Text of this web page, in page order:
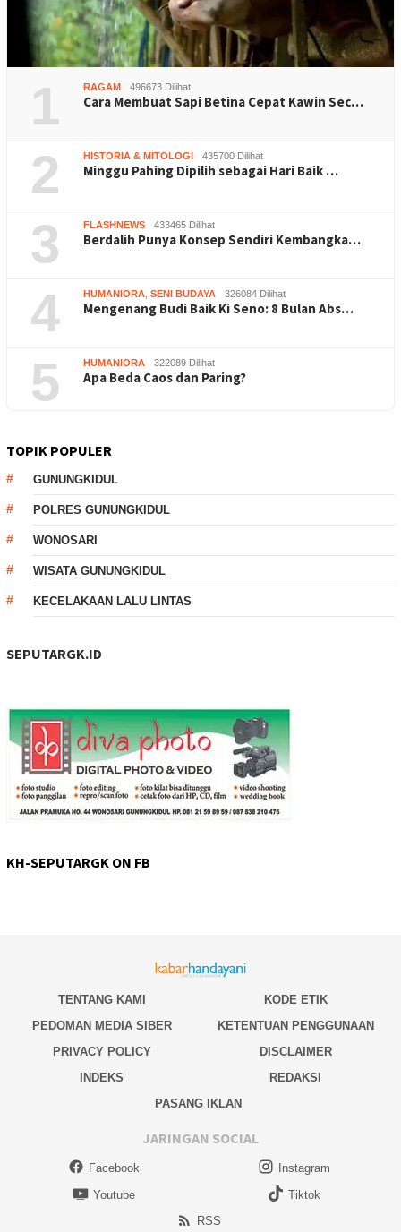
1 RAGAM 496673 Dilihat
Cara Membuat Sapi Betina Cepat Kawin Sec…
2 HISTORIA & MITOLOGI 435700 Dilihat
Minggu Pahing Dipilih sebagai Hari Baik …
3 FLASHNEWS 433465 Dilihat
Berdalih Punya Konsep Sendiri Kembangka…
4 HUMANIORA SENI BUDAYA 326084 Dilihat
Mengenang Budi Baik Ki Seno: 8 Bulan Abs…
5 HUMANIORA 322089 Dilihat
Apa Beda Caos dan Paring?
TOPIK POPULER
GUNUNGKIDUL
POLRES GUNUNGKIDUL
WONOSARI
WISATA GUNUNGKIDUL
KECELAKAAN LALU LINTAS
SEPUTARGK.ID
KH-SEPUTARGK ON FB
TENTANG KAMI
KODE ETIK
PEDOMAN MEDIA SIBER
KETENTUAN PENGGUNAAN
PRIVACY POLICY
DISCLAIMER
INDEKS
REDAKSI
PASANG IKLAN
JARINGAN SOCIAL
Facebook
Instagram
Youtube
Tiktok
RSS